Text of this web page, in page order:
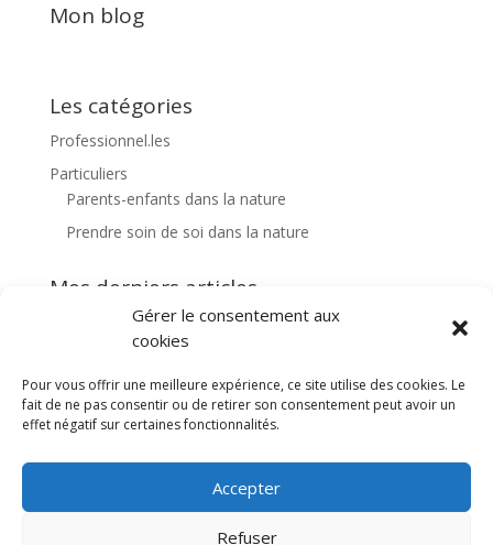
Gérer le consentement aux
cookies
Pour vous offrir une meilleure expérience, ce site utilise des cookies. Le
fait de ne pas consentir ou de retirer son consentement peut avoir un
effet négatif sur certaines fonctionnalités.
Accepter
Refuser
Mon blog
Les catégories
Professionnel.les
Particuliers
Parents-enfants dans la nature
Prendre soin de soi dans la nature
Mes derniers articles
Pars en balade avec Thierry Ménard
Pars en balade avec Charlotte Gringeri
🐄 S’émerveiller autour d’une bouse 🐄